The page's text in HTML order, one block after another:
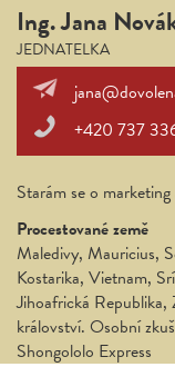
Ing. Jana
JEDNATELKA
+420 737
Starám se o
Procestované země
Maledivy, Mauricius,
Kostarika, Vietnam,
Jihoafrická Republika,
království. Osobní
Shongololo Express